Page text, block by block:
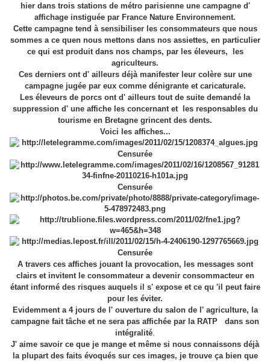
hier dans trois stations de métro parisienne une campagne d'
affichage instiguée par France Nature Environnement.
Cette campagne tend à sensibiliser les consommateurs que nous
sommes a ce quen nous mettons dans nos assiettes, en particulier
ce qui est produit dans nos champs, par les éleveurs, les
agriculteurs.
Ces derniers ont d' ailleurs déjà manifester leur colère sur une
campagne jugée par eux comme dénigrante et caricaturale.
Les éleveurs de porcs ont d' ailleurs tout de suite demandé la
suppression d' une affiche les concernant et les responsables du
tourisme en Bretagne grincent des dents.
Voici les affiches...
Censurée
Censurée
Censurée
A travers ces affiches jouant la provocation, les messages sont
clairs et invitent le consommateur a devenir consommacteur en
étant informé des risques auquels il s' expose et ce qu 'il peut faire
pour les éviter.
Evidemment a 4 jours de l' ouverture du salon de l' agriculture, la
campagne fait tâche et ne sera pas affichée par la RATP dans son
intégralité
J' aime savoir ce que je mange et même si nous connaissons déjà
la plupart des faits évoqués sur ces images, je trouve ça bien que